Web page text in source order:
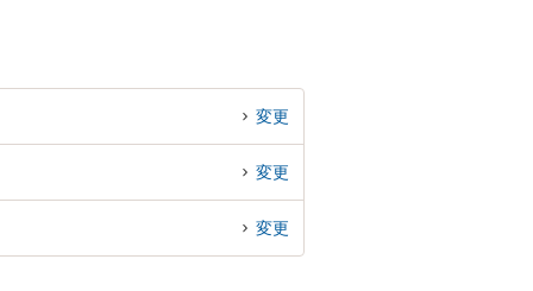
変更
変更
変更